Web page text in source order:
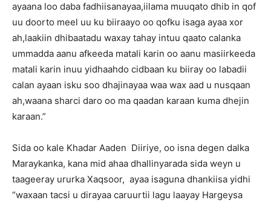
ayaana loo daba fadhiisanayaa,iilama muuqato dhib in qof
uu doorto meel uu ku biiraayo oo qofku isaga ayaa xor
ah,laakiin dhibaatadu waxay tahay intuu qaato calanka
ummadda aanu afkeeda matali karin oo aanu masiirkeeda
matali karin inuu yidhaahdo cidbaan ku biiray oo labadii
calan ayaan isku soo dhajinayaa waa wax aad u nusqaan
ah,waana sharci daro oo ma qaadan karaan kuma dhejin
karaan.”
Sida oo kale Khadar Aaden Diiriye, oo isna degen dalka
Maraykanka, kana mid ahaa dhallinyarada sida weyn u
taageeray ururka Xaqsoor, ayaa isaguna dhankiisa yidhi
“waxaan tacsi u dirayaa caruurtii lagu laayay Hargeysa